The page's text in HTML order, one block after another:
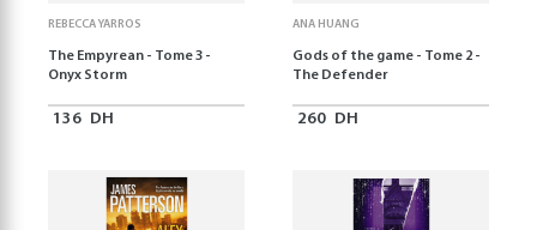
REBECCA YARROS
The Empyrean - Tome 3 -
Onyx Storm
136 DH
ANA HUANG
Gods of the game - Tome 2 -
The Defender
260 DH